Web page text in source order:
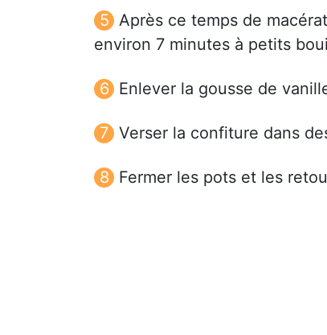
Après ce temps de
environ 7 minutes à petits
Enlever la gousse de
Verser la confiture dans
Fermer les pots et les